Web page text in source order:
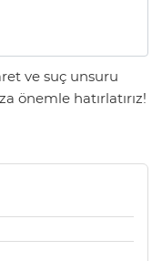
ve suç unsuru
önemle hatırlatırız!